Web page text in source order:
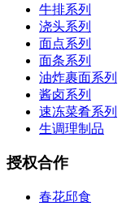
牛排系列
浇头系列
面点系列
面条系列
油炸裹面系列
酱卤系列
速冻菜肴系列
生调理制品
授权合作
春花邱食